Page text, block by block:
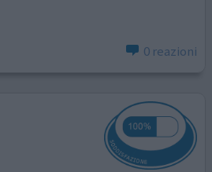
0 reazioni